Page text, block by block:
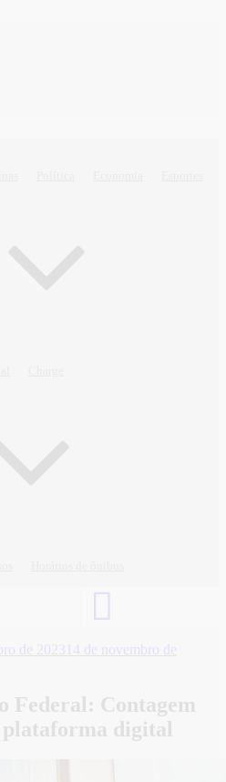
de 2023 14 de novembro de
Federal: Contagem
digital